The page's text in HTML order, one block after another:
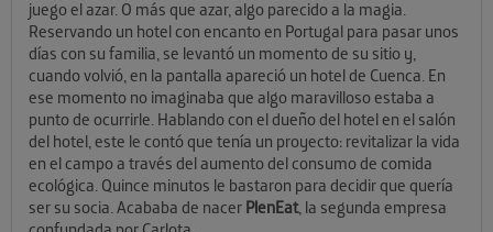
juego el azar. O más que azar, algo parecido a la magia.
Reservando un hotel con encanto en Portugal para pasar unos
días con su familia, se levantó un momento de su sitio y,
cuando volvió, en la pantalla apareció un hotel de Cuenca. En
ese momento no imaginaba que algo maravilloso estaba a
punto de ocurrirle. Hablando con el dueño del hotel en el salón
del hotel, este le contó que tenía un proyecto: revitalizar la vida
en el campo a través del aumento del consumo de comida
ecológica. Quince minutos le bastaron para decidir que quería
ser su socia. Acababa de nacer PlenEat, la segunda empresa